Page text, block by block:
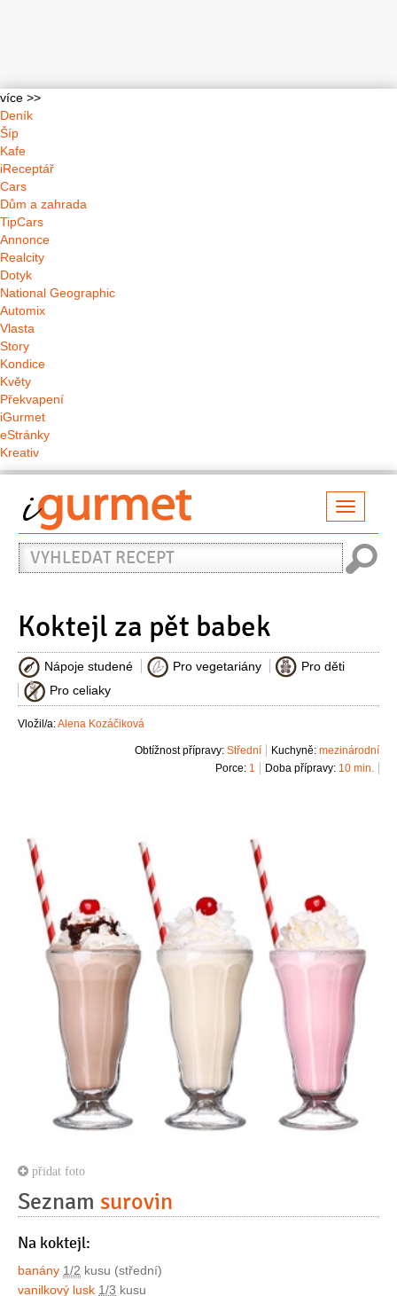
více >>
Deník
Šíp
Kafe
iReceptář
Cars
Dům a zahrada
TipCars
Annonce
Realcity
Dotyk
National Geographic
Automix
Vlasta
Story
Kondice
Květy
Překvapení
iGurmet
eStránky
Kreativ
Vyhledat
recept
Koktejl za pět babek
Nápoje studené Pro vegetariány
Pro děti
Pro celiaky
Vložil/a:Alena Kozáčiková
Kuchyně: mezinárodní
Obtížnost přípravy: Střední
Doba přípravy: 10 min.
Porce: 1
přidat foto
Seznam surovin
Na koktejl:
banány 1/2 kusu (střední)
vanilkový lusk 1/3 kusu